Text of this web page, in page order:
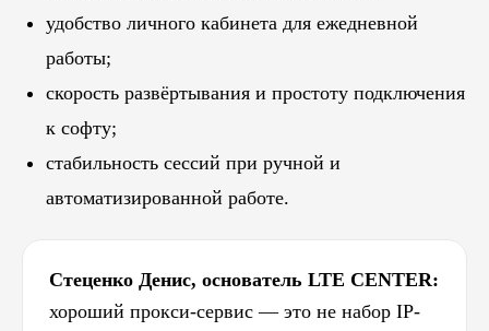
удобство личного кабинета для ежедневной
работы;
скорость развёртывания и простоту подключения
к софту;
стабильность сессий при ручной и
автоматизированной работе.
Стеценко Денис, основатель LTE CENTER:
хороший прокси-сервис — это не набор IP-